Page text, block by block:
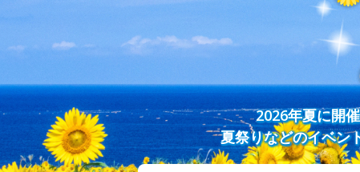
2026年夏に開
夏祭りなどのイベン